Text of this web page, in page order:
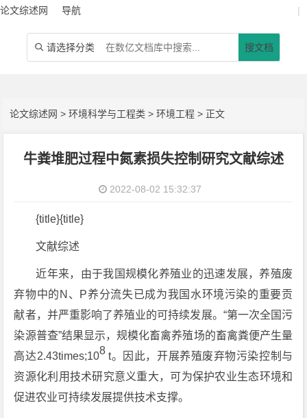
论文综述网 导航 |
 请选择分类 搜文档
论文综述网 >环境科学与工程类 >环境工程 > 正文
牛粪堆肥过程中氮素损失控制研究文献综述
2022-08-02 15:32:37
{title}{title}
文献综述
近年来，由于我国规模化养殖业的迅速发展，养殖废
弃物中的N、P养分流失已成为我国水环境污染的重要贡
献者，并严重影响了养殖业的可持续发展。“第一次全国污
染源普查”结果显示，规模化畜禽养殖场的畜禽粪便产生量
高达2.43times;108t。因此，开展养殖废弃物污染控制与
资源化利用技术研究意义重大，可为保护农业生态环境和
促进农业可持续发展提供技术支撑。